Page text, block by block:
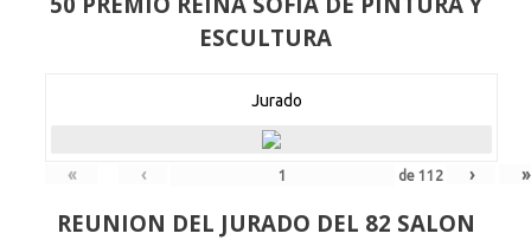
ESCULTURA
Jurado
« ‹ de112 › »
REUNION DEL JURADO DEL 82 SALON